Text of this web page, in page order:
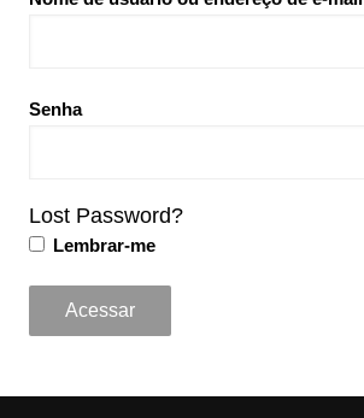
Senha
Lost Password?
Lembrar-me